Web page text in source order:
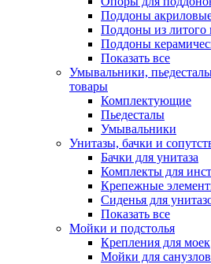
Поддоны
Поддоны из литого
Поддоны
Показать все
Умывальники,
товары
Комплектующие
Пьедесталы
Умывальники
Унитазы, бачки и
Бачки для унитаза
Комплекты для
Крепежные
Сиденья для
Показать все
Мойки и подстолья
Крепления для моек
Мойки для санузлов